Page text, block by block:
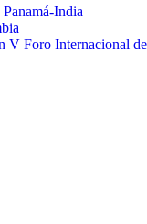
India
V Foro Internacional de